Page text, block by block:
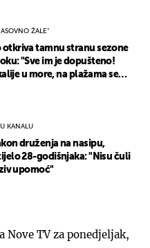
ŽALE"
otkriva tamnu stranu sezone
"Sve im je dopušteno!
u more, na plažama se
KANALU
druženja na nasipu,
28-godišnjaka: "Nisu čuli
upomoć"
TV za ponedjeljak,